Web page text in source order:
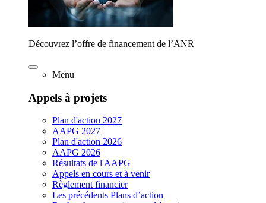
Découvrez l’offre de financement de l’ANR
Menu
Appels à projets
Plan d'action 2027
AAPG 2027
Plan d'action 2026
AAPG 2026
Résultats de l'AAPG
Appels en cours et à venir
Règlement financier
Les précédents Plans d’action